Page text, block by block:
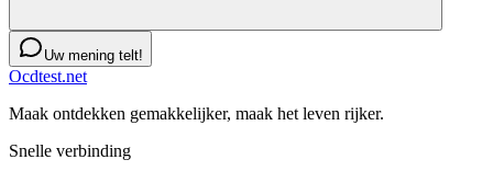
Uw mening telt!
Ocdtest.net
Maak ontdekken gemakkelijker, maak het leven rijker.
Snelle verbinding